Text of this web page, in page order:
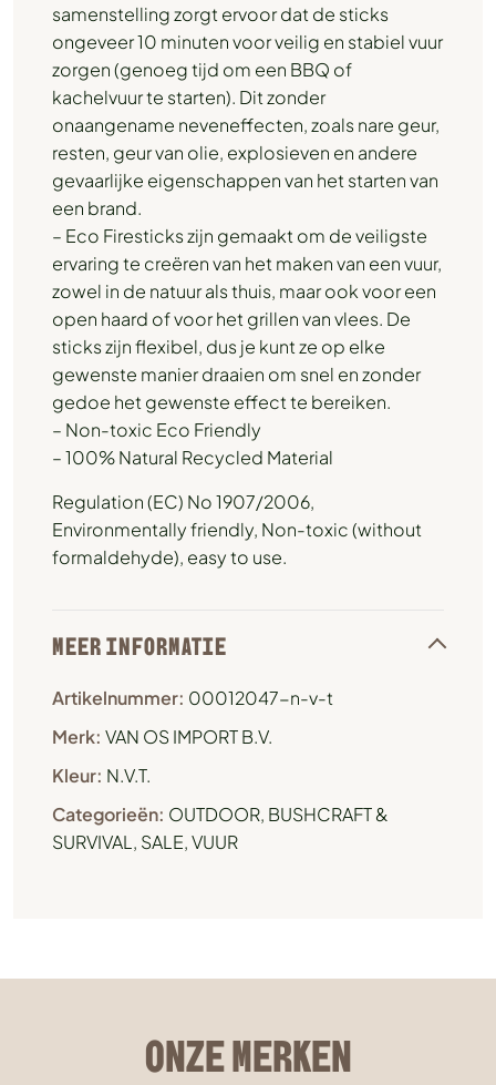
samenstelling zorgt ervoor dat de sticks
ongeveer 10 minuten voor veilig en stabiel vuur
zorgen (genoeg tijd om een ​​BBQ of
kachelvuur te starten). Dit zonder
onaangename neveneffecten, zoals nare geur,
resten, geur van olie, explosieven en andere
gevaarlijke eigenschappen van het starten van
een brand.
– Eco Firesticks zijn gemaakt om de veiligste
ervaring te creëren van het maken van een vuur,
zowel in de natuur als thuis, maar ook voor een
open haard of voor het grillen van vlees. De
sticks zijn flexibel, dus je kunt ze op elke
gewenste manier draaien om snel en zonder
gedoe het gewenste effect te bereiken.
– Non-toxic Eco Friendly
– 100% Natural Recycled Material
Regulation (EC) No 1907/2006,
Environmentally friendly, Non-toxic (without
formaldehyde), easy to use.
MEER INFORMATIE
Artikelnummer: 00012047-n-v-t
Merk: VAN OS IMPORT B.V.
Kleur: N.V.T.
Categorieën: OUTDOOR, BUSHCRAFT &
SURVIVAL , SALE,VUUR
ONZE MERKEN